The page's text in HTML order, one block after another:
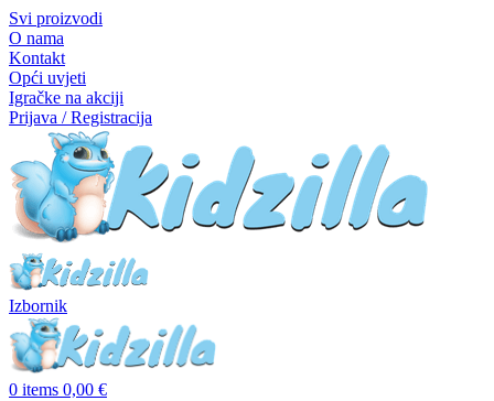
Svi proizvodi
O nama
Kontakt
Opći uvjeti
Igračke na akciji
Prijava / Registracija
Izbornik
0 items 0,00 €